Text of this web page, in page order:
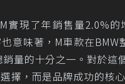
實現了年銷售量2.0%
意味著，M車款在
銷量的十分之一。對於
擇，而是品牌成功的核